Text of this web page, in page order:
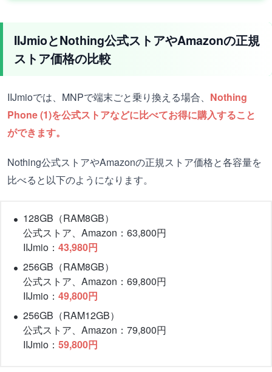
IIJmioとNothing公式ストアやAmazonの正規
ストア価格の比較
IIJmioでは、MNPで端末ごと乗り換える場合、 Nothing
Phone (1)を公式ストアなどに比べてお得に購入すること
ができます。
Nothing公式ストアやAmazonの正規ストア価格と各容量を
比べると以下のようになります。
128GB（RAM8GB）
公式ストア、Amazon：63,800円
IIJmio： 43,980円
256GB（RAM8GB）
公式ストア、Amazon：69,800円
IIJmio： 49,800円
256GB（RAM12GB）
公式ストア、Amazon：79,800円
IIJmio： 59,800円